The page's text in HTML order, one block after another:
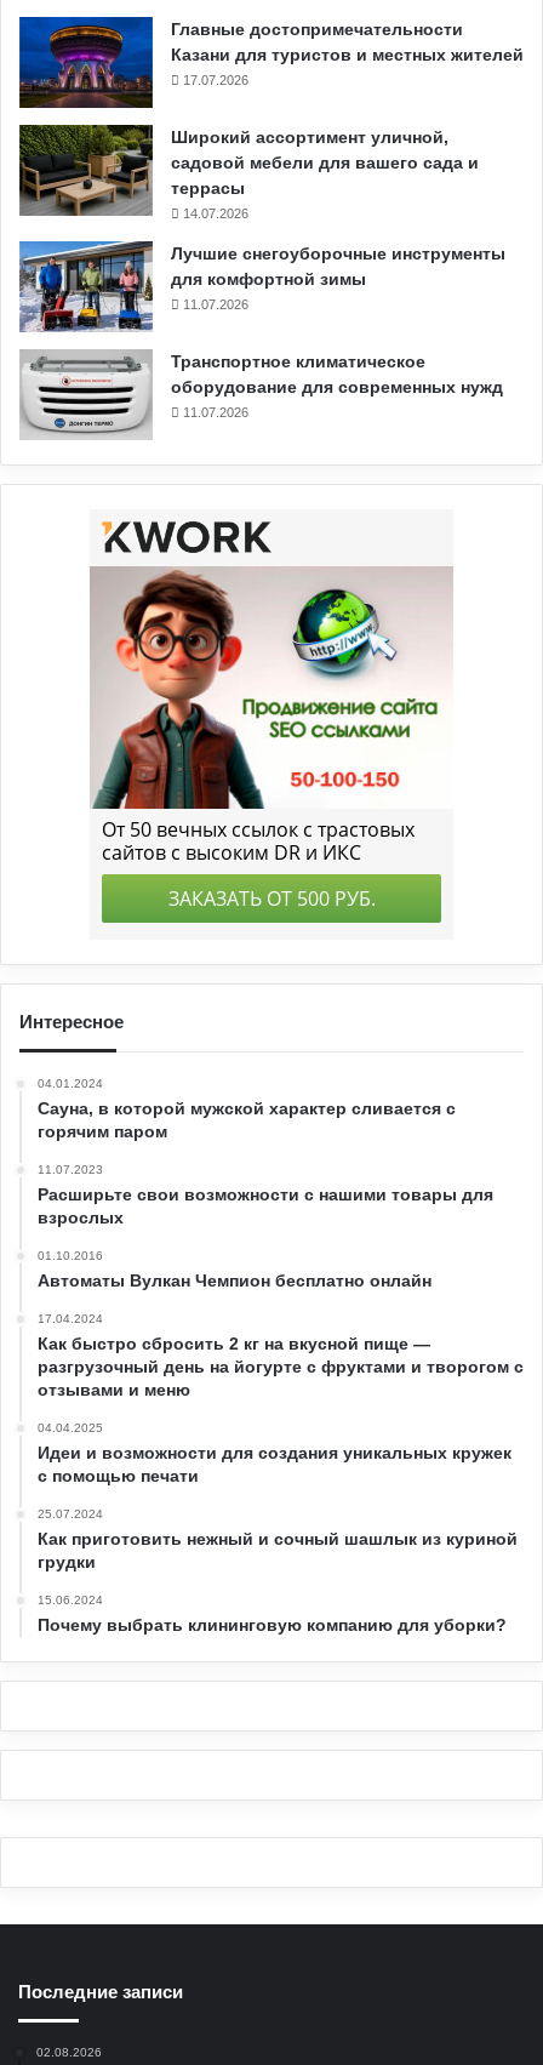
Главные достопримечательности
Казани для туристов и местных жителей
17.07.2026
Широкий ассортимент уличной,
садовой мебели для вашего сада и
террасы
14.07.2026
Лучшие снегоуборочные инструменты
для комфортной зимы
11.07.2026
Транспортное климатическое
оборудование для современных нужд
11.07.2026
Интересное
04.01.2024
Сауна, в которой мужской характер сливается с
горячим паром
11.07.2023
Расширьте свои возможности с нашими товары для
взрослых
01.10.2016
Автоматы Вулкан Чемпион бесплатно онлайн
17.04.2024
Как быстро сбросить 2 кг на вкусной пище —
разгрузочный день на йогурте с фруктами и творогом с
отзывами и меню
04.04.2025
Идеи и возможности для создания уникальных кружек
с помощью печати
25.07.2024
Как приготовить нежный и сочный шашлык из куриной
грудки
15.06.2024
Почему выбрать клининговую компанию для уборки?
Последние записи
02.08.2026